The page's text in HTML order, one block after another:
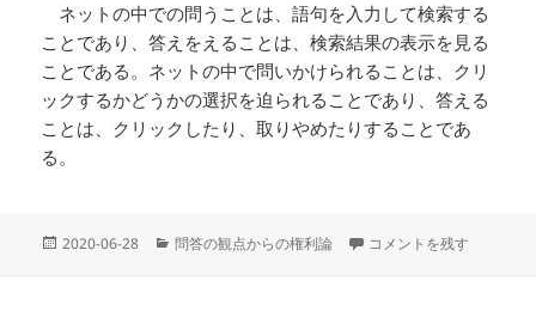
ネットの中での問うことは、語句を入力して検索する
ことであり、答えをえることは、検索結果の表示を見る
ことである。ネットの中で問いかけられることは、クリ
ックするかどうかの選択を迫られることであり、答える
ことは、クリックしたり、取りやめたりすることであ
る。
投
2020-06-28
カ
問答の観点からの権利論 08 ネットの中での行
コメントを残す